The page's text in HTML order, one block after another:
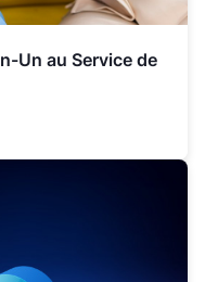
Un au Service de